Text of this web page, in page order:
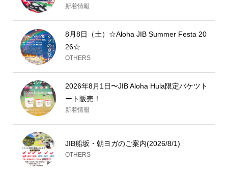
新着情報
8月8日（土）☆Aloha JIB Summer Festa 20
26☆
OTHERS
2026年8月1日〜JIB Aloha Hula限定バケツト
ート販売！
新着情報
JIB船坂・朝ヨガのご案内(2026/8/1)
OTHERS